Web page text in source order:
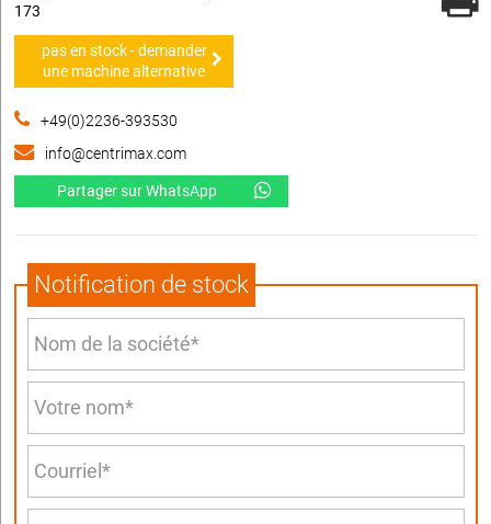
173
pas en stock - demander
une machine alternative
+49(0)2236-393530
info@centrimax.com
Partager sur WhatsApp
Notification de stock